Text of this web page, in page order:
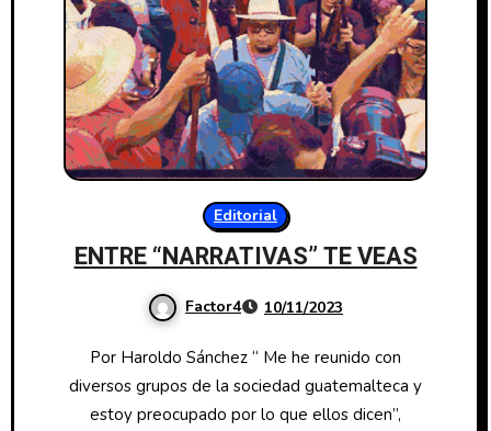
Editorial
ENTRE “NARRATIVAS” TE VEAS
Factor4 10/11/2023
Por Haroldo Sánchez “ Me he reunido con
diversos grupos de la sociedad guatemalteca y
estoy preocupado por lo que ellos dicen”,